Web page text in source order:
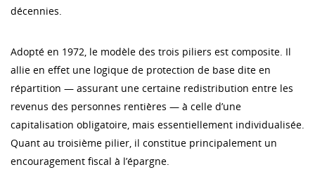
décennies.
Adopté en 1972, le modèle des trois piliers est composite. Il
allie en effet une logique de protection de base dite en
répartition — assurant une certaine redistribution entre les
revenus des personnes rentières — à celle d’une
capitalisation obligatoire, mais essentiellement individualisée.
Quant au troisième pilier, il constitue principalement un
encouragement fiscal à l’épargne.